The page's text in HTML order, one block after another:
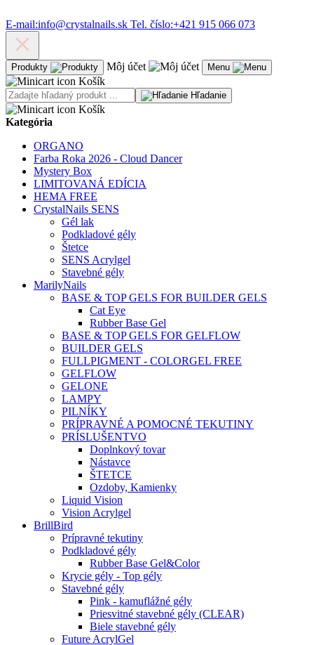
E-mail:info@crystalnails.sk Tel. číslo:+421 915 066 073
Produkty Môj účet Menu
Košík
Hľadanie
Košík
Kategória
ORGANO
Farba Roka 2026 - Cloud Dancer
Mystery Box
LIMITOVANÁ EDÍCIA
HEMA FREE
CrystalNails SENS
Gél lak
Podkladové gély
Štetce
SENS Acrylgel
Stavebné gély
MarilyNails
BASE & TOP GELS FOR BUILDER GELS
Cat Eye
Rubber Base Gel
BASE & TOP GELS FOR GELFLOW
BUILDER GELS
FULLPIGMENT - COLORGEL FREE
GELFLOW
GELONE
LAMPY
PILNÍKY
PRÍPRAVNÉ A POMOCNÉ TEKUTINY
PRÍSLUŠENTVO
Doplnkový tovar
Nástavce
ŠTETCE
Ozdoby, Kamienky
Liquid Vision
Vision Acrylgel
BrillBird
Prípravné tekutiny
Podkladové gély
Rubber Base Gel&Color
Krycie gély - Top gély
Stavebné gély
Pink - kamuflážné gély
Priesvitné stavebné gély (CLEAR)
Biele stavebné gély
Future AcrylGel